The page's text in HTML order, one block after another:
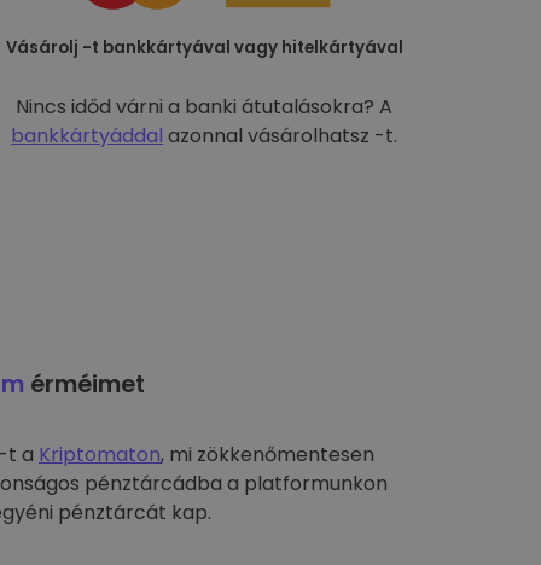
Vásárolj -t bankkártyával vagy hitelkártyával
Nincs időd várni a banki átutalásokra? A
bankkártyáddal azonnal vásárolhatsz -t.
érméimet
t a Kriptomaton, mi zökkenőmentesen
pénztárcádba a platformunkon
pénztárcát kap.